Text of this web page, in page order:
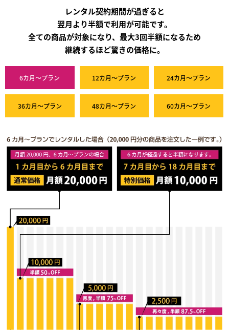
レンタル契約期間が過ぎると
翌月より半額で利用が可能です。
全ての商品が対象になり、最大3回半額になるため
継続するほど驚きの価格に。
6カ月～プラン 12カ月～プラン 24カ月～プラン
36カ月～プラン 48カ月～プラン 60カ月～プラン